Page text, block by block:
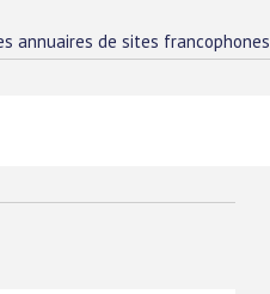
annuaires de sites francophones